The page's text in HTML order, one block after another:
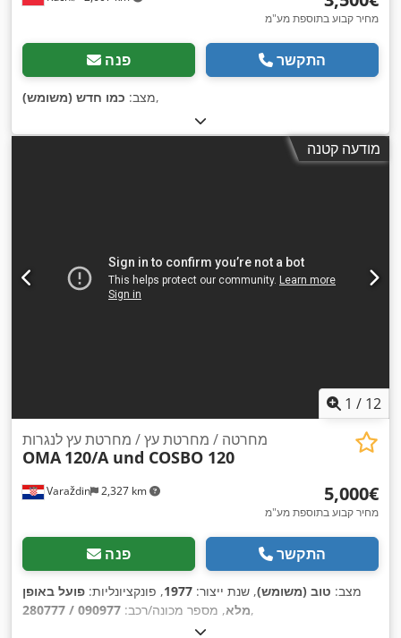
מחיר קבוע בתוספת מע"מ
פנה התקשר
מצב: כמו חדש (משומש) ,
מודעה קטנה
1 / 12
Varaždin 2,327 km
מחרטה / מחרטת עץ / מחרטת עץ לנגרות
OMA 120/A und COSBO 120
‏5,000 ‏€
מחיר קבוע בתוספת מע"מ
פנה התקשר
מצב: טוב (משומש), שנת ייצור: 1977, פונקציונליות: פועל באופן
מלא, מספר מכונה/רכב: 090977 / 280777 ,